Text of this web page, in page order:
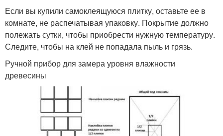
Если вы купили самоклеящуюся плитку, оставьте ее в
комнате, не распечатывая упаковку. Покрытие должно
полежать сутки, чтобы приобрести нужную температуру.
Следите, чтобы на клей не попадала пыль и грязь.
Ручной прибор для замера уровня влажности
древесины